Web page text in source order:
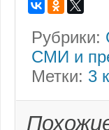
Рубрики:
СМИ и
Метки: 3